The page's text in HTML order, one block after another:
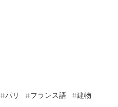
パリ フランス語
建物